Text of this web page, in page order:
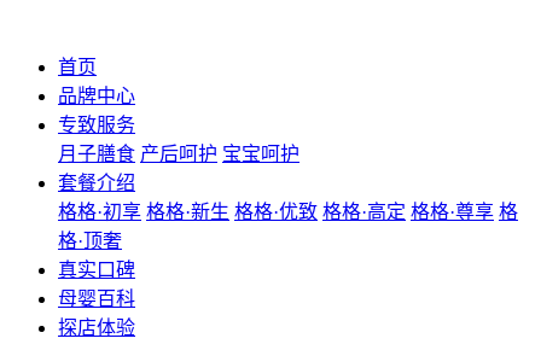
首页
品牌中心
专致服务
月子膳食 产后呵护 宝宝呵护
套餐介绍
格格·初享 格格·新生 格格·优致 格格·高定 格格·尊享 格
格·顶奢
真实口碑
母婴百科
探店体验